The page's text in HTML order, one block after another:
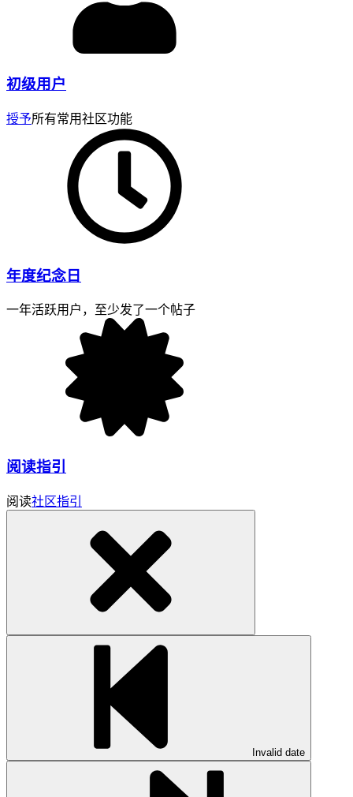
初级用户
授予所有常用社区功能
年度纪念日
一年活跃用户，至少发了一个帖子
阅读指引
阅读社区指引
Invalid date